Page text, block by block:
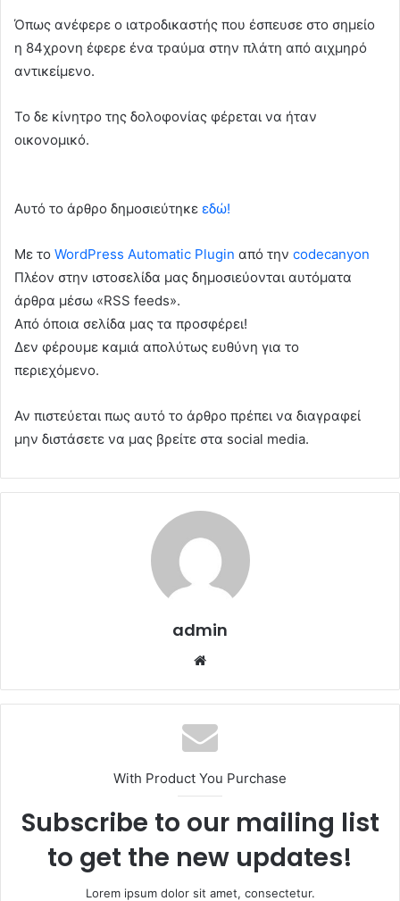
Όπως ανέφερε ο ιατροδικαστής που έσπευσε στο σημείο
η 84χρονη έφερε ένα τραύμα στην πλάτη από αιχμηρό
αντικείμενο.
Το δε κίνητρο της δολοφονίας φέρεται να ήταν
οικονομικό.
Αυτό το άρθρο δημοσιεύτηκε εδώ!
Με το WordPress Automatic Plugin από την codecanyon
Πλέον στην ιστοσελίδα μας δημοσιεύονται αυτόματα
άρθρα μέσω «RSS feeds».
Από όποια σελίδα μας τα προσφέρει!
Δεν φέρουμε καμιά απολύτως ευθύνη για το
περιεχόμενο.
Αν πιστεύεται πως αυτό το άρθρο πρέπει να διαγραφεί
μην διστάσετε να μας βρείτε στα social media.
admin
With Product You Purchase
Subscribe to our mailing list
to get the new updates!
Lorem ipsum dolor sit amet, consectetur.